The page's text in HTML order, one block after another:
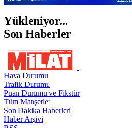
Yükleniyor...
Son Haberler
Hava Durumu
Trafik Durumu
Puan Durumu ve Fikstür
Tüm Manşetler
Son Dakika Haberleri
Haber Arşivi